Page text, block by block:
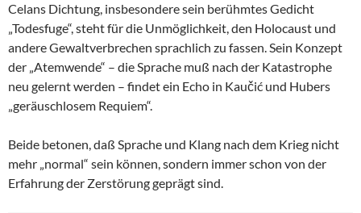
Celans Dichtung, insbesondere sein berühmtes Gedicht
„Todesfuge“, steht für die Unmöglichkeit, den Holocaust und
andere Gewaltverbrechen sprachlich zu fassen. Sein Konzept
der „Atemwende“ – die Sprache muß nach der Katastrophe
neu gelernt werden – findet ein Echo in Kaučić und Hubers
„geräuschlosem Requiem“.
Beide betonen, daß Sprache und Klang nach dem Krieg nicht
mehr „normal“ sein können, sondern immer schon von der
Erfahrung der Zerstörung geprägt sind.